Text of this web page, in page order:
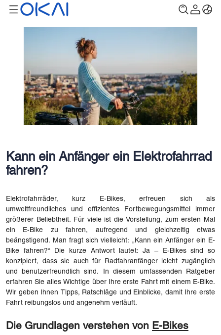
Kann ein Anfänger ein Elektrofahrrad
fahren?
Elektrofahrräder, kurz E-Bikes, erfreuen sich als
umweltfreundliches und effizientes Fortbewegungsmittel immer
größerer Beliebtheit. Für viele ist die Vorstellung, zum ersten Mal
ein E-Bike zu fahren, aufregend und gleichzeitig etwas
beängstigend. Man fragt sich vielleicht: „Kann ein Anfänger ein E-
Bike fahren?“ Die kurze Antwort lautet: Ja – E-Bikes sind so
konzipiert, dass sie auch für Radfahranfänger leicht zugänglich
und benutzerfreundlich sind. In diesem umfassenden Ratgeber
erfahren Sie alles Wichtige über Ihre erste Fahrt mit einem E-Bike.
Wir geben Ihnen Tipps, Ratschläge und Einblicke, damit Ihre erste
Fahrt reibungslos und angenehm verläuft.
Die Grundlagen verstehen von E-Bikes